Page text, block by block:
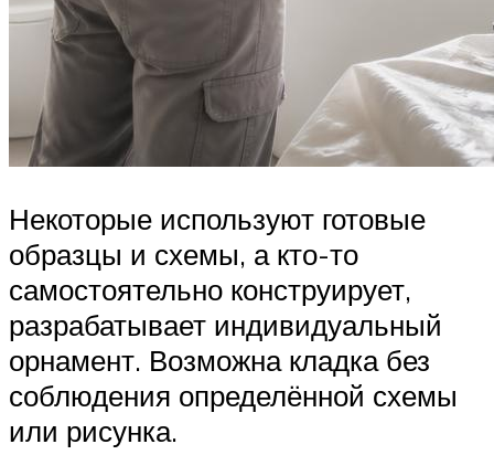
Некоторые используют готовые
образцы и схемы, а кто-то
самостоятельно конструирует,
разрабатывает индивидуальный
орнамент. Возможна кладка без
соблюдения определённой схемы
или рисунка.